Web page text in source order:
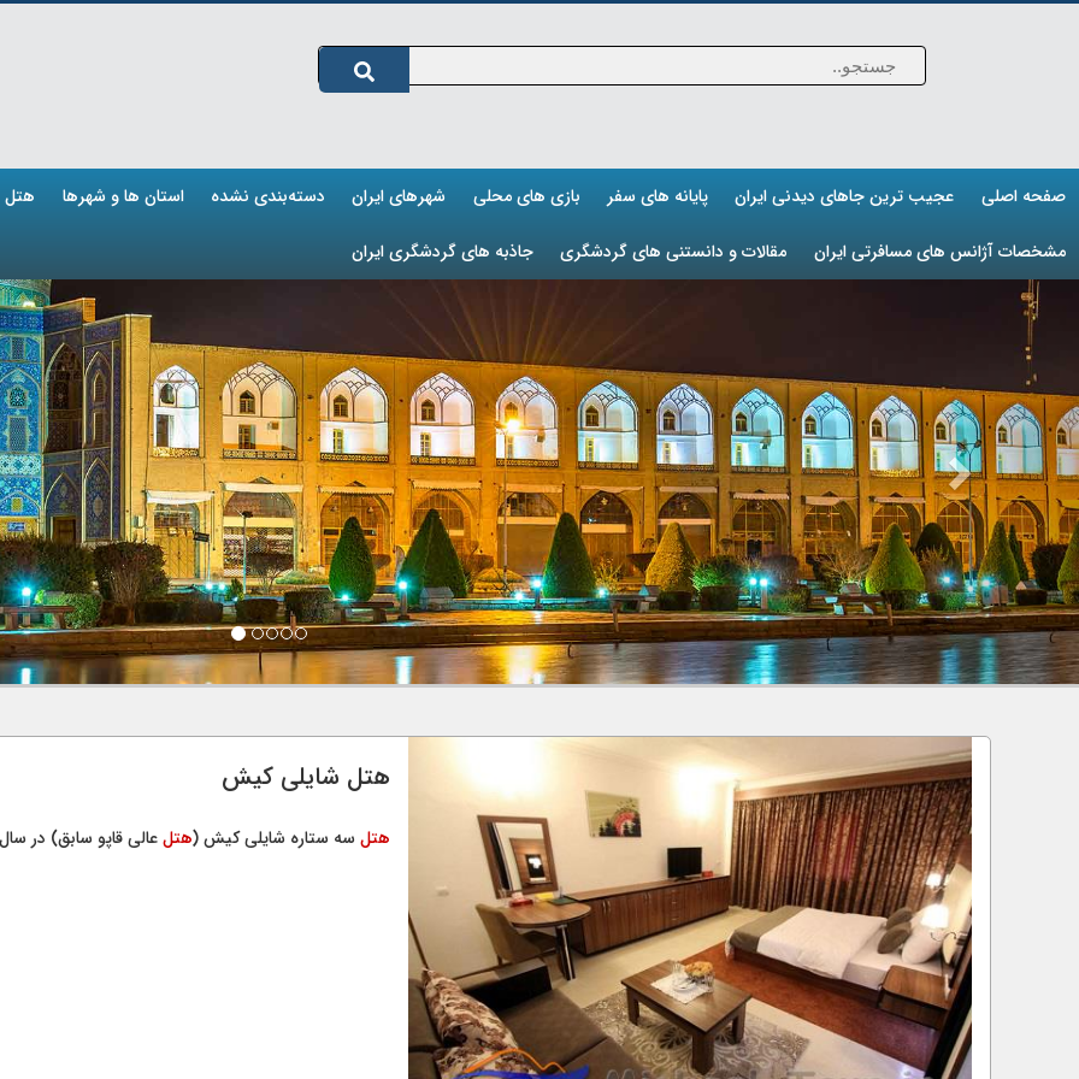
صفحه اصلی عجیب ترین جاهای دیدنی ایران پایانه های سفر بازی های محلی شهرهای ایران دسته‌بندی نشده استان ها و شهرها هتل
مشخصات آژانس های مسافرتی ایران مقالات و دانستنی های گردشگری جاذبه های گردشگری ایران
هتل شایلی کیش
هتل سه ستاره شایلی کیش (هتلعالی قاپو سابق) در سال ۱۳۸۵ افتتاح گردید و در سال ۱۳۹۴ آخرین بازسازی